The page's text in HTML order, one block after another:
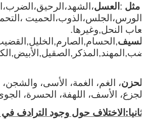
مثل : العسل
،الورس،الجلس،الذوب،الحميت
لعاب النحل,وغيرها.
السيف
الحزن، الغم، الغمة، الأسى، والشجن،
الجزع، الأسف، اللهفة، الحسرة،
ثانيا:الاختلاف حول وجود الترادف في